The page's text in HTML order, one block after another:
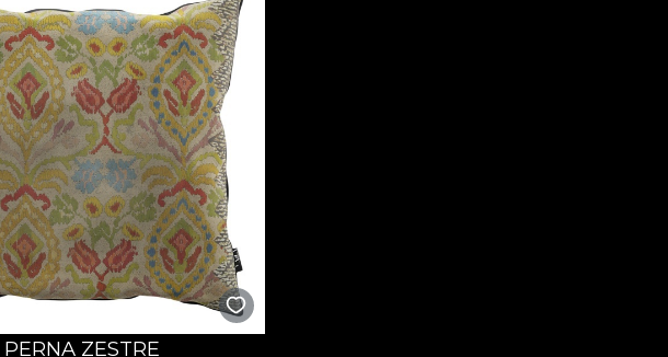
PERNA ZESTRE